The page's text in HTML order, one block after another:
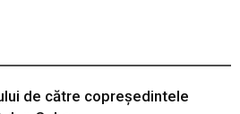
de către copreședintele